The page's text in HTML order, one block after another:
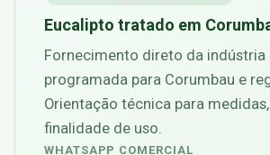
Eucalipto tratado em
Fornecimento direto da indústria
programada para Corumbau e
Orientação técnica para
finalidade de uso.
WHATSAPP COMERCIAL